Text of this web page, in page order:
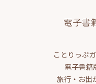
電子書
ことりっぷ
電子書籍
旅行・お出